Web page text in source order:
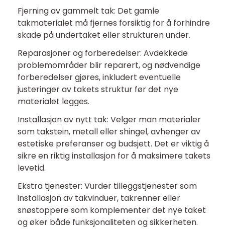
Fjerning av gammelt tak: Det gamle
takmaterialet må fjernes forsiktig for å forhindre
skade på undertaket eller strukturen under.
Reparasjoner og forberedelser: Avdekkede
problemområder blir reparert, og nødvendige
forberedelser gjøres, inkludert eventuelle
justeringer av takets struktur før det nye
materialet legges.
Installasjon av nytt tak: Velger man materialer
som takstein, metall eller shingel, avhenger av
estetiske preferanser og budsjett. Det er viktig å
sikre en riktig installasjon for å maksimere takets
levetid.
Ekstra tjenester: Vurder tilleggstjenester som
installasjon av takvinduer, takrenner eller
snøstoppere som komplementer det nye taket
og øker både funksjonaliteten og sikkerheten.